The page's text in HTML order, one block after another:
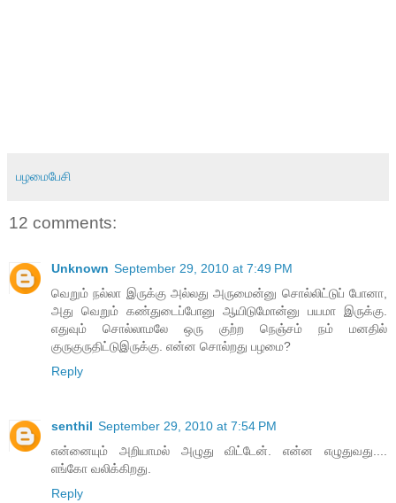
பழமைபேசி
12 comments:
Unknown September 29, 2010 at 7:49 PM
வெறும் நல்லா இருக்கு அல்லது அருமைன்னு சொல்லிட்டுப் போனா,
அது வெறும் கண்துடைப்போனு ஆயிடுமோன்னு பயமா இருக்கு.
எதுவும் சொல்லாமலே ஒரு குற்ற நெஞ்சம் நம் மனதில்
குருகுருதிட்டுஇருக்கு. என்ன சொல்றது பழமை?
Reply
senthil September 29, 2010 at 7:54 PM
என்னையும் அறியாமல் அழுது விட்டேன். என்ன எழுதுவது....
எங்கோ வலிக்கிறது.
Reply